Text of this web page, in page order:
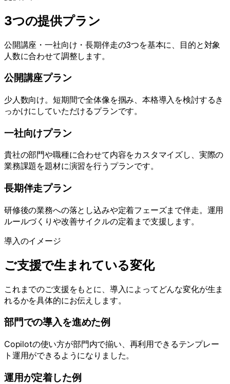
3つの提供プラン
公開講座・一社向け・長期伴走の3つを基本に、目的と対象
人数に合わせて調整します。
公開講座プラン
少人数向け。短期間で全体像を掴み、本格導入を検討するき
っかけにしていただけるプランです。
一社向けプラン
貴社の部門や職種に合わせて内容をカスタマイズし、実際の
業務課題を題材に演習を行うプランです。
長期伴走プラン
研修後の業務への落とし込みや定着フェーズまで伴走。運用
ルールづくりや改善サイクルの定着まで支援します。
導入のイメージ
ご支援で生まれている変化
これまでのご支援をもとに、導入によってどんな変化が生ま
れるかを具体的にお伝えします。
部門での導入を進めた例
Copilotの使い方が部門内で揃い、再利用できるテンプレー
ト運用ができるようになりました。
運用が定着した例